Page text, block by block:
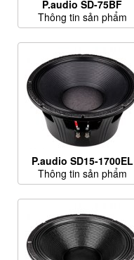
P.audio SD-75BF
Thông tin sản phẩm
P.audio SD15-1700EL
Thông tin sản phẩm